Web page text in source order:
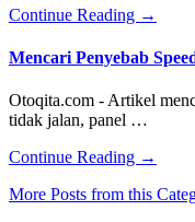
Continue Reading about
dan
Cara
Remote
Pintu
Tidak
→
Mencari Penyebab
Otoqita.com - Artikel
tidak jalan, panel …
Continue Reading about
→
More Posts from this